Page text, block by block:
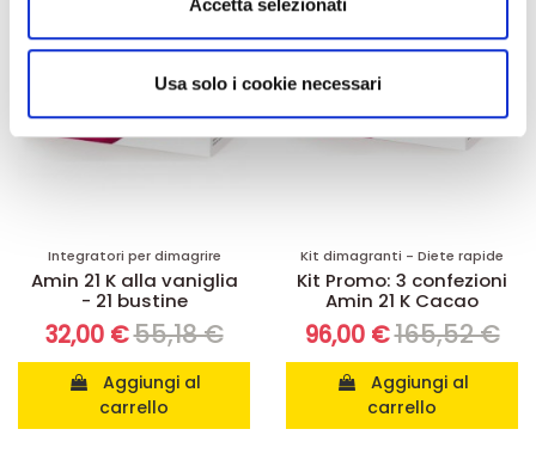
analizzare il nostro traffico. Condividiamo inoltre
informazioni sul modo in cui utilizza il nostro sito con i
nostri partner che si occupano di analisi dei dati web,
pubblicità e social media, i quali potrebbero combinarle
Accetta selezionati
Usa solo i cookie necessari
Integratori per dimagrire
Amin 21 K alla vaniglia
- 21 bustine
32,00 €55,18 €
carrello
Kit dimagranti - Diete rapide
Kit Promo: 3 confezioni
Amin 21 K Cacao
96,00 €165,52 €
carrello